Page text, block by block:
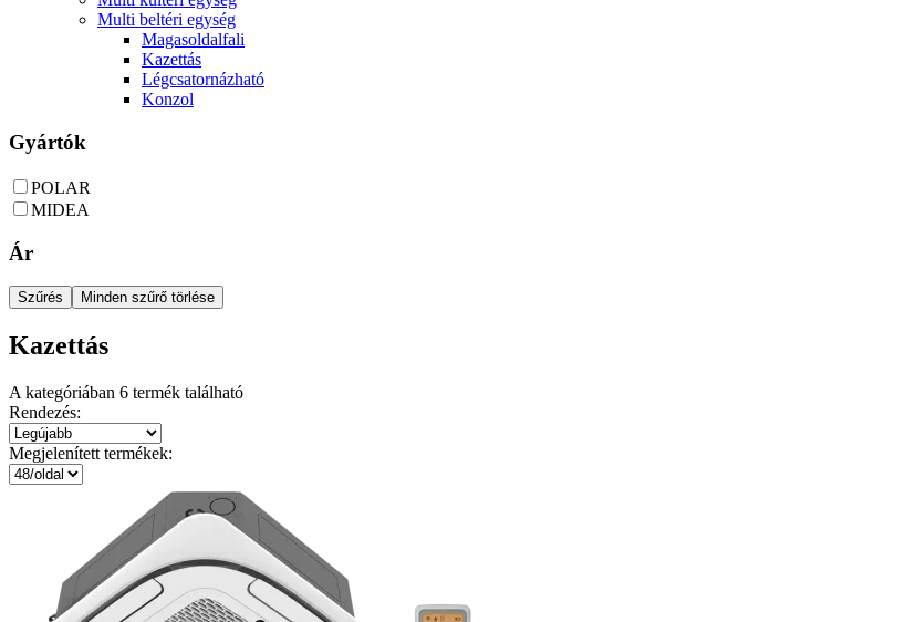
Multi beltéri egység
Magasoldalfali
Kazettás
Légcsatornázható
Konzol
Gyártók
POLAR
MIDEA
Ár
Szűrés Minden szűrő törlése
Kazettás
A kategóriában 6 termék található
Rendezés:
Megjelenített termékek: